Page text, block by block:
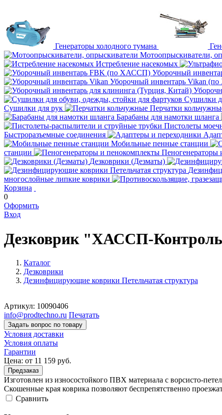
Генераторы холодного тумана
Мотоопрыскиватели,
Истребление насекомых
Уборочный
Уборочный инвентарь Vikan
Сушилки
Сушилки для рук
Перчатки
Барабаны для намотки шланга
Пистолеты
Быстроразъемные соединения
Мобильные пенные станции
станции
Пеногенераторы
Дезковрики (Дезматы)
многослойные липкие коврики
Корзина
0
Оформить
Вход
Дезковрик "ХАССП-
Каталог
Дезковрики
Дезинфицирующие коврики Петельчатая структура
Артикул: 10090406
info@prodtechno.ru Печатать
Задать вопрос по товару
Условия доставки
Условия оплаты
Гарантии
Цена: от 11 159 руб.
Предзаказ
Изготовлен из износостойкого ПВХ материала с ворсисто-
Скошенные края коврика позволяют беспрепятственно
Cравнить